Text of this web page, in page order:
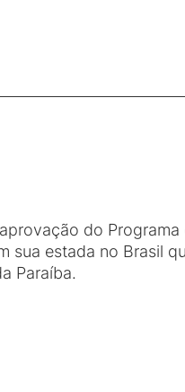
do
sua estada no Brasil
Paraíba.